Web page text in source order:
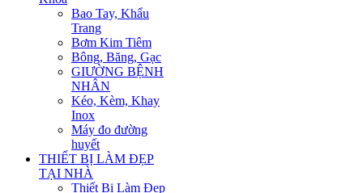
Bao Tay, Khẩu
Trang
Bơm Kim Tiêm
Bông, Băng, Gạc
GIƯỜNG BỆNH
NHÂN
Kéo, Kèm, Khay
Inox
Máy đo đường
huyết
THIẾT BỊ LÀM ĐẸP
TẠI NHÀ
Thiết Bị Làm Đẹp